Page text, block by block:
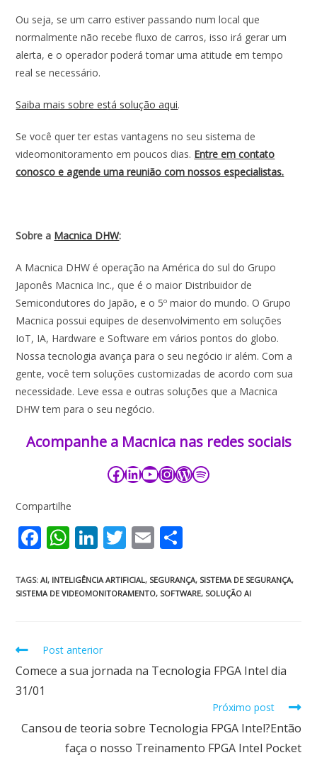
Ou seja, se um carro estiver passando num local que
normalmente não recebe fluxo de carros, isso irá gerar um
alerta, e o operador poderá tomar uma atitude em tempo
real se necessário.
Saiba mais sobre está solução aqui.
Se você quer ter estas vantagens no seu sistema de
videomonitoramento em poucos dias. Entre em contato
conosco e agende uma reunião com nossos especialistas.
Sobre a Macnica DHW:
A Macnica DHW é operação na América do sul do Grupo
Japonês Macnica Inc., que é o maior Distribuidor de
Semicondutores do Japão, e o 5º maior do mundo. O Grupo
Macnica possui equipes de desenvolvimento em soluções
IoT, IA, Hardware e Software em vários pontos do globo.
Nossa tecnologia avança para o seu negócio ir além. Com a
gente, você tem soluções customizadas de acordo com sua
necessidade. Leve essa e outras soluções que a Macnica
DHW tem para o seu negócio.
Acompanhe a Macnica nas redes sociais​​​
Compartilhe
F
e
b
o
k
W
at
s
p
p
Li
k
e
n
T
itt
er
E
ai
l
ar
e
TAGS:AI, INTELIGÊNCIA ARTIFICIAL, SEGURANÇA, SISTEMA DE SEGURANÇA,
SISTEMA DE VIDEOMONITORAMENTO, SOFTWARE, SOLUÇÃO AI
Post anterior
Comece a sua jornada na Tecnologia FPGA Intel dia
31/01
Próximo post
Cansou de teoria sobre Tecnologia FPGA Intel?Então
faça o nosso Treinamento FPGA Intel Pocket